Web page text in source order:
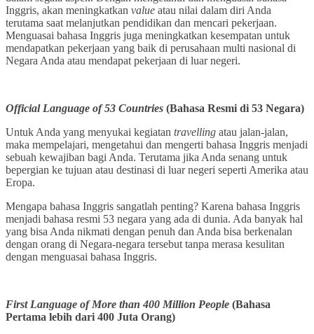
Inggris, akan meningkatkan value atau nilai dalam diri Anda
terutama saat melanjutkan pendidikan dan mencari pekerjaan.
Menguasai bahasa Inggris juga meningkatkan kesempatan untuk
mendapatkan pekerjaan yang baik di perusahaan multi nasional di
Negara Anda atau mendapat pekerjaan di luar negeri.
Official Language of 53 Countries (Bahasa Resmi di 53 Negara)
Untuk Anda yang menyukai kegiatan travelling atau jalan-jalan,
maka mempelajari, mengetahui dan mengerti bahasa Inggris menjadi
sebuah kewajiban bagi Anda. Terutama jika Anda senang untuk
bepergian ke tujuan atau destinasi di luar negeri seperti Amerika atau
Eropa.
Mengapa bahasa Inggris sangatlah penting? Karena bahasa Inggris
menjadi bahasa resmi 53 negara yang ada di dunia. Ada banyak hal
yang bisa Anda nikmati dengan penuh dan Anda bisa berkenalan
dengan orang di Negara-negara tersebut tanpa merasa kesulitan
dengan menguasai bahasa Inggris.
First Language of More than 400 Million People (Bahasa
Pertama lebih dari 400 Juta Orang)